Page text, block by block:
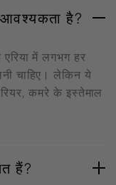
है?
में लगभग हर
चाहिए। लेकिन ये
कमरे के इस्तेमाल
हैं?